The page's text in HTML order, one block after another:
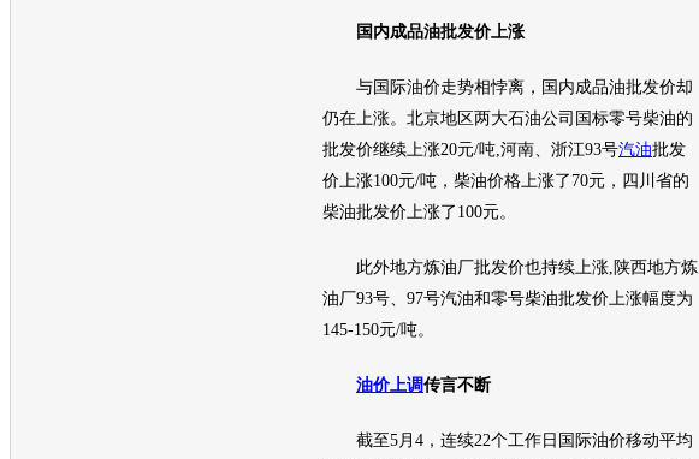
国内成品油批发价上涨
与国际油价走势相悖离，国内成品油批发价却
仍在上涨。北京地区两大石油公司国标零号柴油的
批发价继续上涨20元/吨,河南、浙江93号汽油批发
价上涨100元/吨，柴油价格上涨了70元，四川省的
柴油批发价上涨了100元。
此外地方炼油厂批发价也持续上涨,陕西地方炼
油厂93号、97号汽油和零号柴油批发价上涨幅度为
145-150元/吨。
油价上调传言不断
截至5月4，连续22个工作日国际油价移动平均